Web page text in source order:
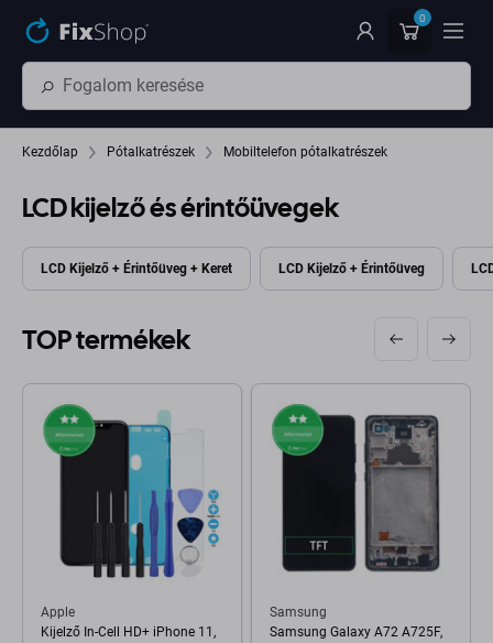
0
Kezdőlap Pótalkatrészek Mobiltelefon pótalkatrészek
LCD kijelző és érintőüvegek
LCD Kijelző + Érintőüveg + Keret LCD Kijelző + Érintőüveg
TOP termékek
Apple
Kijelző In-Cell HD+ iPhone 11,
Samsung
Samsung Galaxy A72 A725F,